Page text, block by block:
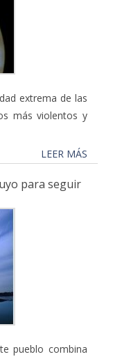
extrema de las
más violentos y
LEER MÁS
para seguir
pueblo combina